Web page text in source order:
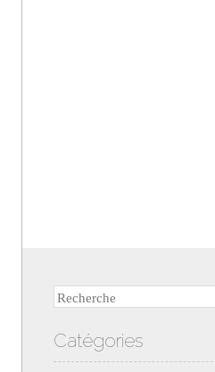
Recherche
Catégories